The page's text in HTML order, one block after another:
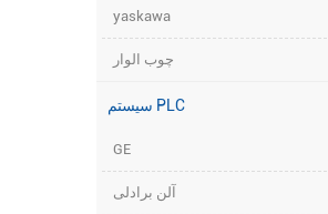
yaskawa
چوب الوار
سیستم PLC
GE
آلن برادلی